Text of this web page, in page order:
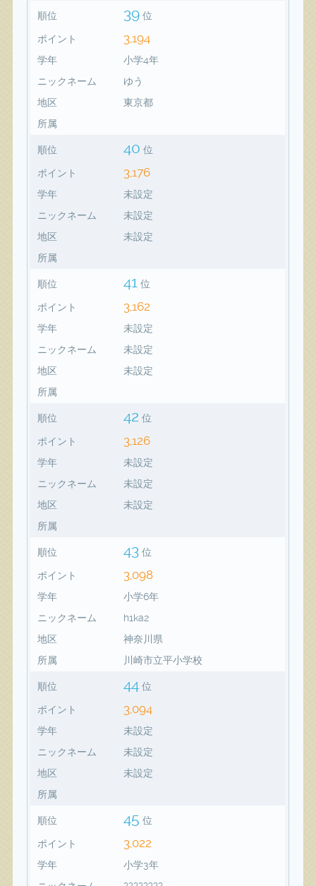
順位 39 位
ポイント 3,194
学年
小学4年
ニックネーム
ゆう
地区
東京都
所属
順位 40 位
ポイント 3,176
学年
未設定
ニックネーム
未設定
地区
未設定
所属
順位 41 位
ポイント 3,162
学年
未設定
ニックネーム
未設定
地区
未設定
所属
順位 42 位
ポイント 3,126
学年
未設定
ニックネーム
未設定
地区
未設定
所属
順位 43 位
ポイント 3,098
学年
小学6年
ニックネーム
h1ka2
地区
神奈川県
所属
川崎市立平小学校
順位 44 位
ポイント 3,094
学年
未設定
ニックネーム
未設定
地区
未設定
所属
順位 45 位
ポイント 3,022
学年
小学3年